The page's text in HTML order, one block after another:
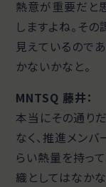
熱意が重要だと
しますよね。そ
見えているので
かないかなと。
MNTSQ 藤井：
本当にその通り
なく、推進メン
らい熱量を持っ
織としてはなか